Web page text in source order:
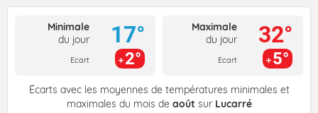
Minimale
du jour
Ecart
17°
2°
Maximale
du jour
Ecart
32°
5°
Écarts avec les moyennes de températures minimales et
maximales du mois de août sur Lucarré